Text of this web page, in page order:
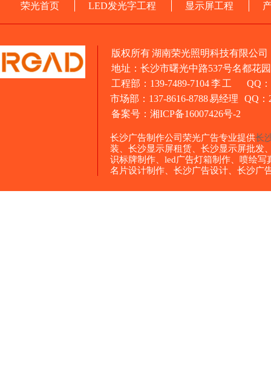
荣光首页 LED发光字工程 显示屏工程
版权所有 湖南荣光照明科技有限公
地址：长沙市曙光中路537号名都花
工程部：139-7489-7104 李 工 QQ：
市场部：137-8616-8788 易经理 QQ：
备案号：湘ICP备16007426号-2
长沙广告制作公司荣光广告专业提供长
装、长沙显示屏租赁、长沙显示屏批发
识标牌制作、led广告灯箱制作、喷绘
名片设计制作、长沙广告设计、长沙广